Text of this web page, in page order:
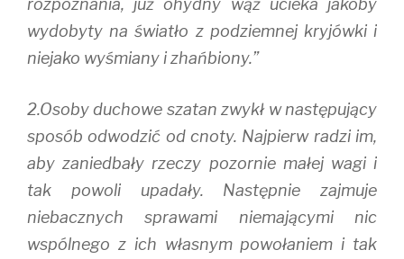
rozpoznania, już ohydny wąż ucieka jakoby
wydobyty na światło z podziemnej kryjówki i
niejako wyśmiany i zhańbiony.”
2.Osoby duchowe szatan zwykł w następujący
sposób odwodzić od cnoty. Najpierw radzi im,
aby zaniedbały rzeczy pozornie małej wagi i
tak powoli upadały. Następnie zajmuje
niebacznych sprawami niemającymi nic
wspólnego z ich własnym powołaniem i tak